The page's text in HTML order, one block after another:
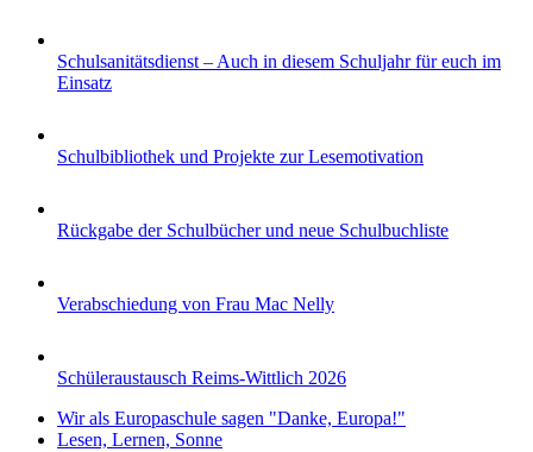
Schulsanitätsdienst – Auch in diesem Schuljahr für euch im
Einsatz
Schulbibliothek und Projekte zur Lesemotivation
Rückgabe der Schulbücher und neue Schulbuchliste
Verabschiedung von Frau Mac Nelly
Schüleraustausch Reims-Wittlich 2026
Wir als Europaschule sagen "Danke, Europa!"
Lesen, Lernen, Sonne